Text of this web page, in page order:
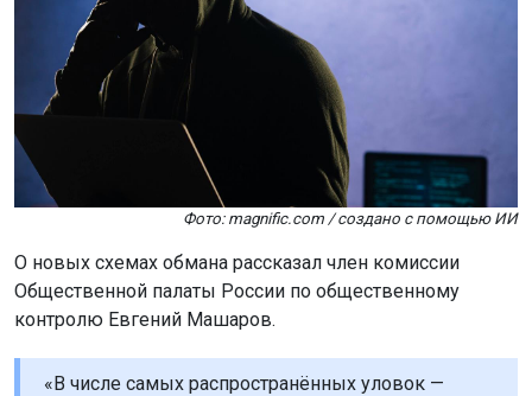
Фото: magnific.com / создано с помощью ИИ
О новых схемах обмана рассказал член комиссии
Общественной палаты России по общественному
контролю Евгений Машаров.
«В числе самых распространённых уловок —